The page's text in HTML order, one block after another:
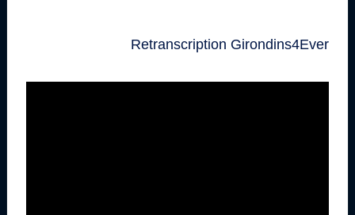
Retranscription Girondins4Ever